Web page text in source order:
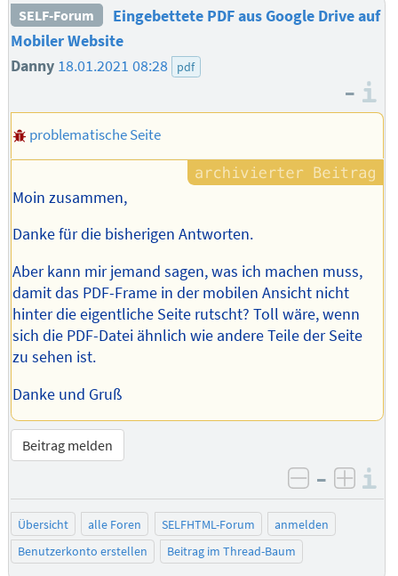
SELF-Forum
Eingebettete PDF aus Google Drive auf
Mobiler Website
Danny 18.01.2021 08:28 pdf
–
problematische Seite
Moin zusammen,
Danke für die bisherigen Antworten.
Aber kann mir jemand sagen, was ich machen muss,
damit das PDF-Frame in der mobilen Ansicht nicht
hinter die eigentliche Seite rutscht? Toll wäre, wenn
sich die PDF-Datei ähnlich wie andere Teile der Seite
zu sehen ist.
Danke und Gruß
Beitrag melden
negativ
–
Übersicht alle Foren SELFHTML-Forum
anmelden
Benutzerkonto erstellen
Beitrag im Thread-Baum